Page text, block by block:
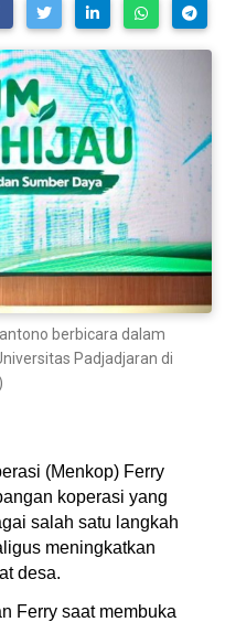
berbicara dalam
Padjadjaran di
(Menkop) Ferry
koperasi yang
salah satu langkah
meningkatkan
desa.
Ferry saat membuka